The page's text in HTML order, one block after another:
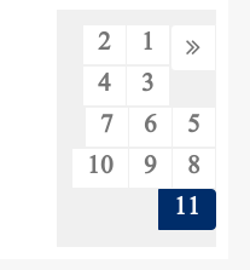
1
2
3
4
5
6
7
8
9
10
11